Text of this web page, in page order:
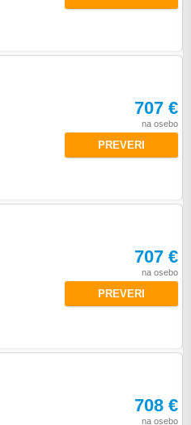
707 €
na osebo
PREVERI
707 €
na osebo
PREVERI
708 €
na osebo